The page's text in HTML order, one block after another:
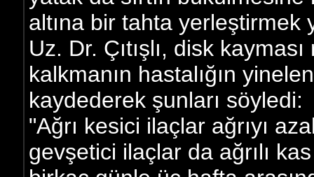
altına bir tahta yerleştirmek
Uz. Dr. Çıtışlı, disk
kalkmanın hastalığın
kaydederek şunları söyledi:
"Ağrı kesici ilaçlar ağrıyı
gevşetici ilaçlar da ağrılı